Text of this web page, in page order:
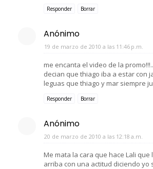
Responder Borrar
Anónimo
19 de marzo de 2010 a las 11:46 p.m.
me encanta el video de la
decian que thiago iba a estar con
leguas que thiago y mar siempre
Responder Borrar
Anónimo
20 de marzo de 2010 a las 12:18 a.m.
Me mata la cara que hace Lali
arriba con una actitud diciendo yo